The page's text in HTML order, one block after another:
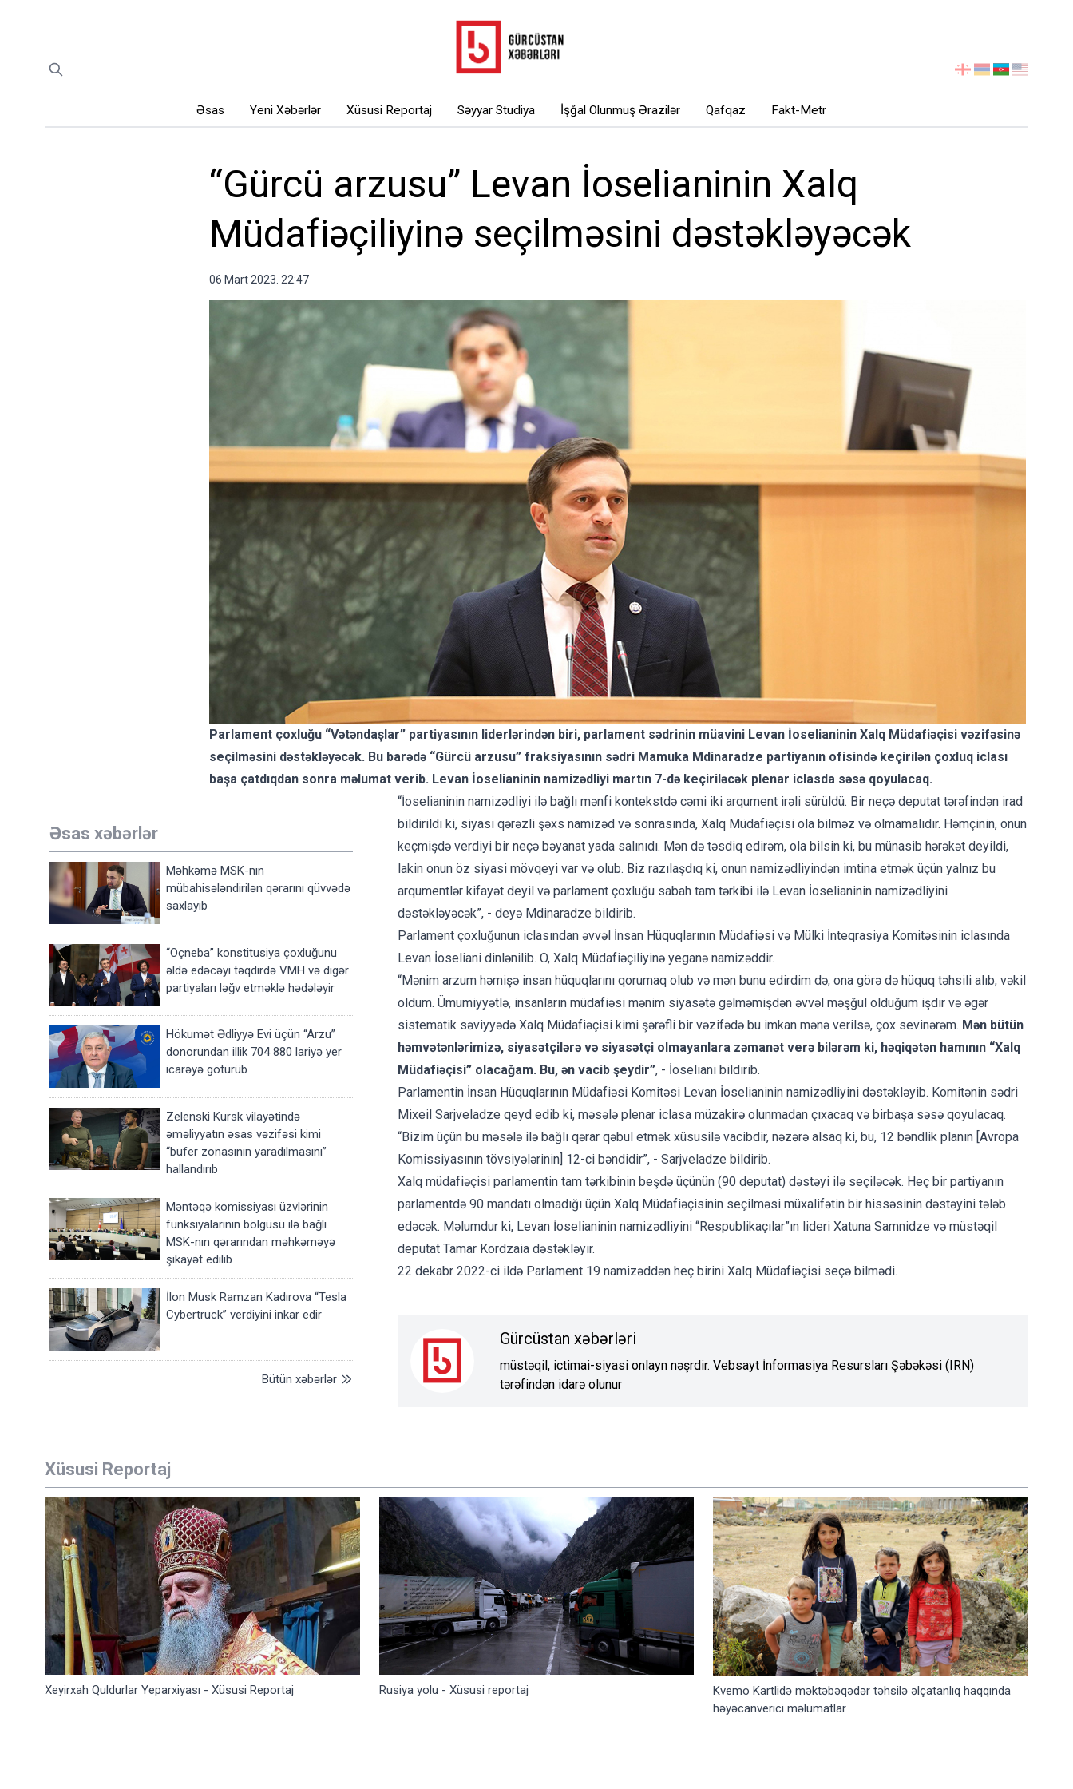
Əsas Yeni Xəbərlər Xüsusi Reportaj Səyyar Studiya İşğal Olunmuş Ərazilər Qafqaz Fakt-Metr
აირჩიეთ
“Gürcü arzusu” Levan İoselianinin Xalq
Müdafiəçiliyinə seçilməsini dəstəkləyəcək
06 Mart 2023. 22:47
Parlament çoxluğu “Vətəndaşlar” partiyasının liderlərindən biri, parlament sədrinin müavini Levan İoselianinin Xalq Müdafiəçisi vəzifəsinə
seçilməsini dəstəkləyəcək. Bu barədə “Gürcü arzusu” fraksiyasının sədri Mamuka Mdinaradze partiyanın ofisində keçirilən çoxluq iclası
başa çatdıqdan sonra məlumat verib. Levan İoselianinin namizədliyi martın 7-də keçiriləcək plenar iclasda səsə qoyulacaq.
Əsas xəbərlər
Məhkəmə MSK-nın
mübahisələndirilən qərarını qüvvədə
saxlayıb
“Oçneba” konstitusiya çoxluğunu
əldə edəcəyi təqdirdə VMH və digər
partiyaları ləğv etməklə hədələyir
Hökumət Ədliyyə Evi üçün “Arzu”
donorundan illik 704 880 lariyə yer
icarəyə götürüb
Zelenski Kursk vilayətində
əməliyyatın əsas vəzifəsi kimi
“bufer zonasının yaradılmasını”
hallandırıb
Məntəqə komissiyası üzvlərinin
funksiyalarının bölgüsü ilə bağlı
MSK-nın qərarından məhkəməyə
şikayət edilib
İlon Musk Ramzan Kadırova “Tesla
Cybertruck” verdiyini inkar edir
Bütün xəbərlər
“İoselianinin namizədliyi ilə bağlı mənfi kontekstdə cəmi iki arqument irəli sürüldü. Bir neçə deputat tərəfindən irad
bildirildi ki, siyasi qərəzli şəxs namizəd və sonrasında, Xalq Müdafiəçisi ola bilməz və olmamalıdır. Həmçinin, onun
keçmişdə verdiyi bir neçə bəyanat yada salınıdı. Mən də təsdiq edirəm, ola bilsin ki, bu münasib hərəkət deyildi,
lakin onun öz siyasi mövqeyi var və olub. Biz razılaşdıq ki, onun namizədliyindən imtina etmək üçün yalnız bu
arqumentlər kifayət deyil və parlament çoxluğu sabah tam tərkibi ilə Levan İoselianinin namizədliyini
dəstəkləyəcək”, - deyə Mdinaradze bildirib.
Parlament çoxluğunun iclasından əvvəl İnsan Hüquqlarının Müdafiəsi və Mülki İnteqrasiya Komitəsinin iclasında
Levan İoseliani dinlənilib. O, Xalq Müdafiəçiliyinə yeganə namizəddir.
“Mənim arzum həmişə insan hüquqlarını qorumaq olub və mən bunu edirdim də, ona görə də hüquq təhsili alıb, vəkil
oldum. Ümumiyyətlə, insanların müdafiəsi mənim siyasətə gəlməmişdən əvvəl məşğul olduğum işdir və əgər
sistematik səviyyədə Xalq Müdafiəçisi kimi şərəfli bir vəzifədə bu imkan mənə verilsə, çox sevinərəm. Mən bütün
həmvətənlərimizə, siyasətçilərə və siyasətçi olmayanlara zəmanət verə bilərəm ki, həqiqətən hamının “Xalq
Müdafiəçisi” olacağam. Bu, ən vacib şeydir”, - İoseliani bildirib.
Parlamentin İnsan Hüquqlarının Müdafiəsi Komitəsi Levan İoselianinin namizədliyini dəstəkləyib. Komitənin sədri
Mixeil Sarjveladze qeyd edib ki, məsələ plenar iclasa müzakirə olunmadan çıxacaq və birbaşa səsə qoyulacaq.
“Bizim üçün bu məsələ ilə bağlı qərar qəbul etmək xüsusilə vacibdir, nəzərə alsaq ki, bu, 12 bəndlik planın [Avropa
Komissiyasının tövsiyələrinin] 12-ci bəndidir”, - Sarjveladze bildirib.
Xalq müdafiəçisi parlamentin tam tərkibinin beşdə üçünün (90 deputat) dəstəyi ilə seçiləcək. Heç bir partiyanın
parlamentdə 90 mandatı olmadığı üçün Xalq Müdafiəçisinin seçilməsi müxalifətin bir hissəsinin dəstəyini tələb
edəcək. Məlumdur ki, Levan İoselianinin namizədliyini “Respublikaçılar”ın lideri Xatuna Samnidze və müstəqil
deputat Tamar Kordzaia dəstəkləyir.
22 dekabr 2022-ci ildə Parlament 19 namizəddən heç birini Xalq Müdafiəçisi seçə bilmədi.
Gürcüstan xəbərləri
müstəqil, ictimai-siyasi onlayn nəşrdir. Vebsayt İnformasiya Resursları Şəbəkəsi (IRN)
tərəfindən idarə olunur
Xüsusi Reportaj
Xeyirxah Quldurlar Yeparxiyası - Xüsusi Reportaj Rusiya yolu - Xüsusi reportaj
Kvemo Kartlidə məktəbəqədər təhsilə əlçatanlıq haqqında
həyəcanverici məlumatlar